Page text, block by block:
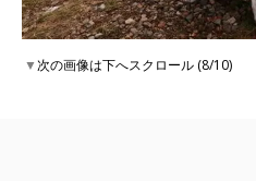
▼次の画像は下へスクロール (8/10)